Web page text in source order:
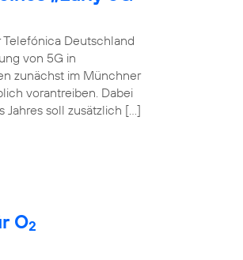
Deutschland
von 5G in
zunächst im Münchner
vorantreiben. Dabei
Jahres soll zusätzlich […]
O2